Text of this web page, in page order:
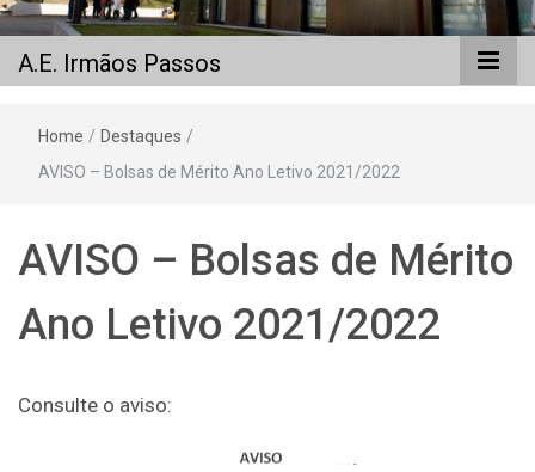
A.E. Irmãos Passos
Home / Destaques /
AVISO – Bolsas de Mérito Ano Letivo 2021/2022
AVISO – Bolsas de Mérito
Ano Letivo 2021/2022
Consulte o aviso: